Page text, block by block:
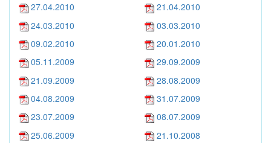
27.04.2010
21.04.2010
24.03.2010
03.03.2010
09.02.2010
20.01.2010
05.11.2009
29.09.2009
21.09.2009
28.08.2009
04.08.2009
31.07.2009
23.07.2009
08.07.2009
25.06.2009
21.10.2008